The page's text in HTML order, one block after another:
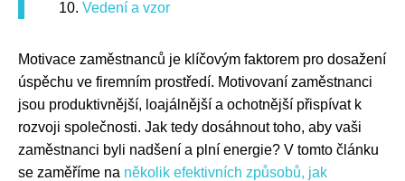
Vedení a vzor
Motivace zaměstnanců je klíčovým faktorem pro dosažení
úspěchu ve firemním prostředí. Motivovaní zaměstnanci
jsou produktivnější, loajálnější a ochotnější přispívat k
rozvoji společnosti. Jak tedy dosáhnout toho, aby vaši
zaměstnanci byli nadšení a plní energie? V tomto článku
se zaměříme na několik efektivních způsobů, jak